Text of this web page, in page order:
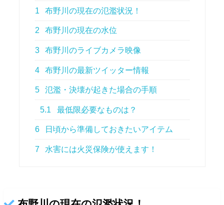
1 布野川の現在の氾濫状況！
2 布野川の現在の水位
3 布野川のライブカメラ映像
4 布野川の最新ツイッター情報
5 氾濫・決壊が起きた場合の手順
5.1 最低限必要なものは？
6 日頃から準備しておきたいアイテム
7 水害には火災保険が使えます！